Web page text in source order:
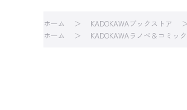
ホーム KADOKAWAブックストア
ホーム
KADOKAWAラノベ＆コミッ